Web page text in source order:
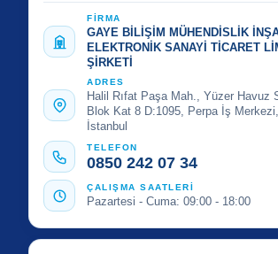
FİRMA
GAYE BİLİŞİM MÜHENDİSLİK
ELEKTRONİK SANAYİ TİCARET
ŞİRKETİ
ADRES
Halil Rıfat Paşa Mah., Yüzer Havuz
Blok Kat 8 D:1095, Perpa İş
İstanbul
TELEFON
0850 242 07 34
ÇALIŞMA SAATLERİ
Pazartesi - Cuma: 09:00 - 18:00